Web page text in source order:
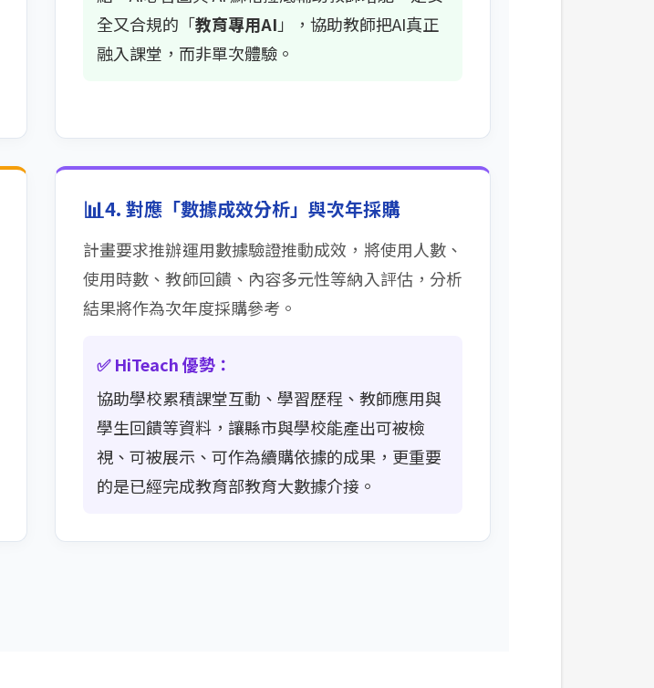
全又合規的「教育專用AI 」，協助教師把AI真正
融入課堂，而非單次體驗。
📊4. 對應「數據成效分析」與次年採購
計畫要求推辦運用數據驗證推動成效，將使用人數、
使用時數、教師回饋、內容多元性等納入評估，分析
結果將作為次年度採購參考。
✅ HiTeach 優勢：
協助學校累積課堂互動、學習歷程、教師應用與
學生回饋等資料，讓縣市與學校能產出可被檢
視、可被展示、可作為續購依據的成果，更重要
的是已經完成教育部教育大數據介接。